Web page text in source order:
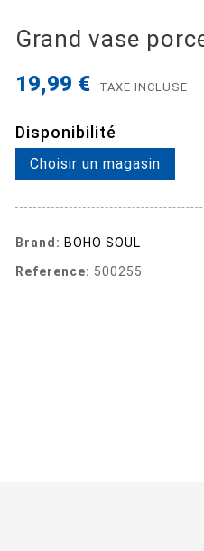
Grand vase
19,99 € TAXE INCLUSE
Disponibilité
Choisir un magasin
Brand: BOHO SOUL
Reference: 500255